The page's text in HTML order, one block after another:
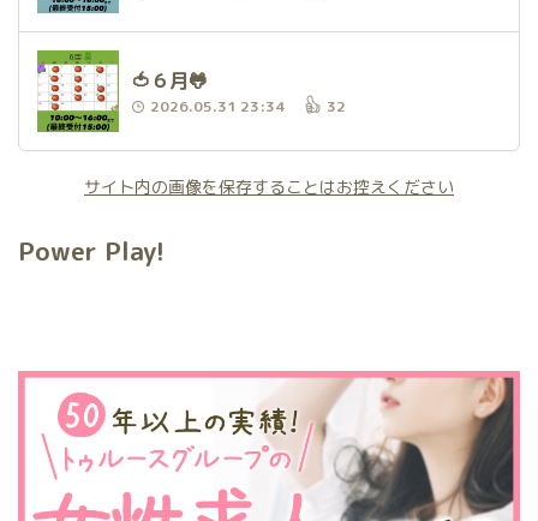
🍅６月🐸
2026.05.31 23:34 32
サイト内の画像を保存することはお控えください
Power Play!